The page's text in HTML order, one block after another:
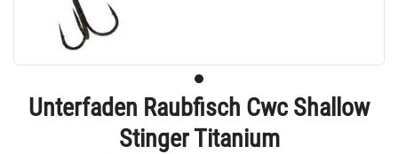
Unterfaden Raubfisch Cwc Shallow
Stinger Titanium